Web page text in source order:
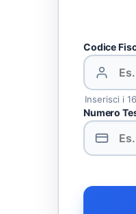
Codice
Inserisci i
Numero